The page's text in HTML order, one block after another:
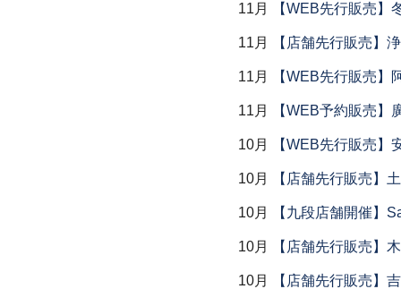
11月 【WEB先行販売】
11月 【店舗先行販売】
11月 【WEB先行販売】
11月 【WEB予約販売】
10月 【WEB先行販売】
10月 【店舗先行販売】
10月 【九段店舗開催】
10月 【店舗先行販売】
10月 【店舗先行販売】